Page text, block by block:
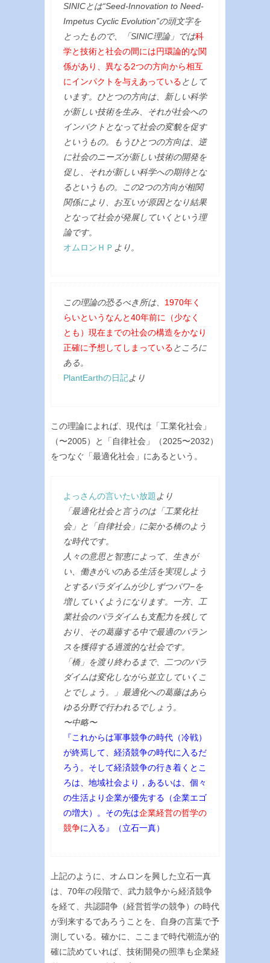
SINICとは“Seed-Innovation to Need-
Impetus Cyclic Evolution”の頭文字を
とったもので、「SINIC理論」では科
学と技術と社会の間には円環論的な関
係があり、異なる2つの方向から相互
にインパクトを与えあっている として
います。ひとつの方向は、新しい科学
が新しい技術を生み、それが社会への
インパクトとなって社会の変貌を促す
というもの。もうひとつの方向は、逆
に社会のニーズが新しい技術の開発を
促し、それが新しい科学への期待とな
るというもの。この2つの方向が相関
関係により、お互いが原因となり結果
となって社会が発展していくという理
論です。
オムロンＨＰ より。
この理論の恐るべき所は、 1970年く
らいというなんと40年前に（少なく
とも）現在までの社会の構造をかなり
正確に予想してしまっている ところに
ある。
PlantEarthの日記より
この理論によれば、現代は「工業化社会」
（〜2005）と「自律社会」（2025〜2032）
をつなぐ「最適化社会」にあるという。
よっさんの言いたい放題 より
「最適化社会と言うのは「工業化社
会」と「自律社会」に架かる橋のよう
な時代です。
人々の意思と智恵によって、生きが
い、働きがいのある生活を実現しよう
とするパラダイムが少しずつパワ−を
増していくようになります。一方、工
業社会のパラダイムも支配力を残して
おり、その葛藤する中で最適のバラン
スを獲得する過渡的な社会です。
「橋」を渡り終わるまで、二つのパラ
ダイムは変化しながら並立していくこ
とでしょう。」最適化への葛藤はあら
ゆる分野で行われるでしょう。
〜中略〜
『これからは軍事競争の時代（冷戦）
が終焉して、経済競争の時代に入るだ
ろう。そして経済競争の行き着くとこ
ろは、地域社会より，あるいは、個々
の生活より企業が優先する（企業エゴ
の増大）。その先は企業経営の哲学の
競争に入る』（立石一真）
上記のように、オムロンを興した立石一真
は、70年の段階で、武力競争から経済競争
を経て、共認闘争（経営哲学の競争）の時代
が到来するであろうことを、自身の言葉で予
測している。確かに、ここまで時代潮流が的
確に読めていれば、技術開発の照準も企業経